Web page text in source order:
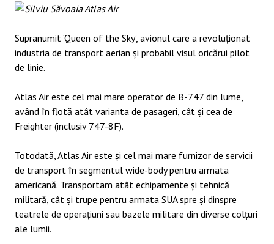
Supranumit ‘Queen of the Sky’, avionul care a revoluționat
industria de transport aerian și probabil visul oricărui pilot
de linie.
Atlas Air este cel mai mare operator de B-747 din lume,
având în flotă atât varianta de pasageri, cât și cea de
Freighter (inclusiv 747-8F).
Totodată, Atlas Air este și cel mai mare furnizor de servicii
de transport în segmentul wide-body pentru armata
americană. Transportam atât echipamente și tehnică
militară, cât și trupe pentru armata SUA spre și dinspre
teatrele de operațiuni sau bazele militare din diverse colțuri
ale lumii.